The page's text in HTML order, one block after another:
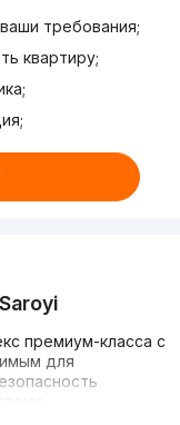
требования;
квартиру;
премиум-класса с
для